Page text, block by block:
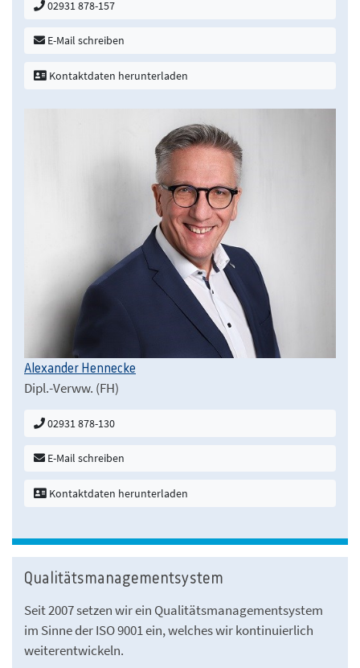
02931 878-157
E-Mail schreiben
Kontaktdaten herunterladen
Alexander Hennecke
Dipl.-Verww. (FH)
02931 878-130
E-Mail schreiben
Kontaktdaten herunterladen
Qualitätsmanagementsystem
Seit 2007 setzen wir ein Qualitätsmanagementsystem
im Sinne der ISO 9001 ein, welches wir kontinuierlich
weiterentwickeln.